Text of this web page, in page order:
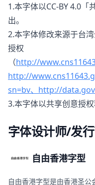
1.本字体以CC-BY 4.0
出。
2.本字体修改来源于台
授权
（http://
http://
sn=bv、http://
3.本字体以共享创意授
字体设计师/发
自由香港字型
自由香港字型是由香港圣